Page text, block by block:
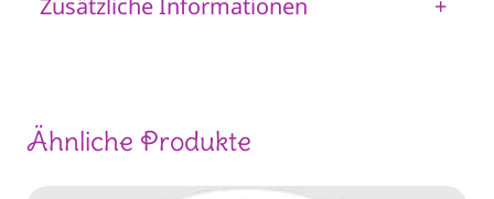
Zusätzliche Informationen +
Ähnliche Produkte